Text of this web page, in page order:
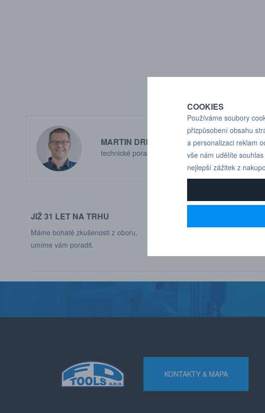
MARTIN DRHOLEC
technické poradenství
Pro
nebo
JIŽ 31 LET NA TRHU
Máme bohaté zkušenosti z oboru,
umíme vám poradit.
KONTAKTY & MAPA
COOKIES
Používáme soubory
přizpůsobení obsahu
a personalizaci reklam
vše nám udělíte
nejlepší zážitek z